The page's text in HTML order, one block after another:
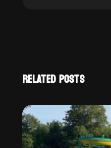
RELATED POSTS